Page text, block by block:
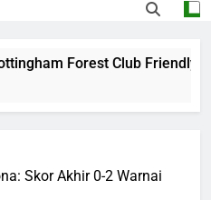
Forest Club Friendly
Skor Akhir 0-2 Warnai